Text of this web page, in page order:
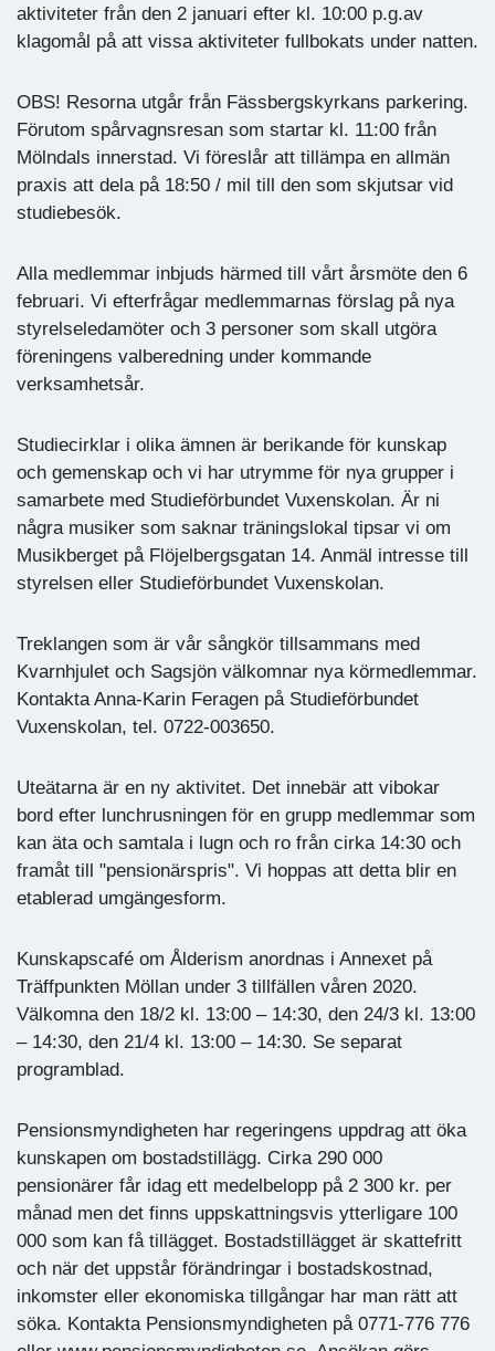
aktiviteter från den 2 januari efter kl. 10:00 p.g.av
klagomål på att vissa aktiviteter fullbokats under natten.
OBS! Resorna utgår från Fässbergskyrkans parkering.
Förutom spårvagnsresan som startar kl. 11:00 från
Mölndals innerstad. Vi föreslår att tillämpa en allmän
praxis att dela på 18:50 / mil till den som skjutsar vid
studiebesök.
Alla medlemmar inbjuds härmed till vårt årsmöte den 6
februari. Vi efterfrågar medlemmarnas förslag på nya
styrelseledamöter och 3 personer som skall utgöra
föreningens valberedning under kommande
verksamhetsår.
Studiecirklar i olika ämnen är berikande för kunskap
och gemenskap och vi har utrymme för nya grupper i
samarbete med Studieförbundet Vuxenskolan. Är ni
några musiker som saknar träningslokal tipsar vi om
Musikberget på Flöjelbergsgatan 14. Anmäl intresse till
styrelsen eller Studieförbundet Vuxenskolan.
Treklangen som är vår sångkör tillsammans med
Kvarnhjulet och Sagsjön välkomnar nya körmedlemmar.
Kontakta Anna-Karin Feragen på Studieförbundet
Vuxenskolan, tel. 0722-003650.
Uteätarna är en ny aktivitet. Det innebär att vibokar
bord efter lunchrusningen för en grupp medlemmar som
kan äta och samtala i lugn och ro från cirka 14:30 och
framåt till "pensionärspris". Vi hoppas att detta blir en
etablerad umgängesform.
Kunskapscafé om Ålderism anordnas i Annexet på
Träffpunkten Möllan under 3 tillfällen våren 2020.
Välkomna den 18/2 kl. 13:00 – 14:30, den 24/3 kl. 13:00
– 14:30, den 21/4 kl. 13:00 – 14:30. Se separat
programblad.
Pensionsmyndigheten har regeringens uppdrag att öka
kunskapen om bostadstillägg. Cirka 290 000
pensionärer får idag ett medelbelopp på 2 300 kr. per
månad men det finns uppskattningsvis ytterligare 100
000 som kan få tillägget. Bostadstillägget är skattefritt
och när det uppstår förändringar i bostadskostnad,
inkomster eller ekonomiska tillgångar har man rätt att
söka. Kontakta Pensionsmyndigheten på 0771-776 776